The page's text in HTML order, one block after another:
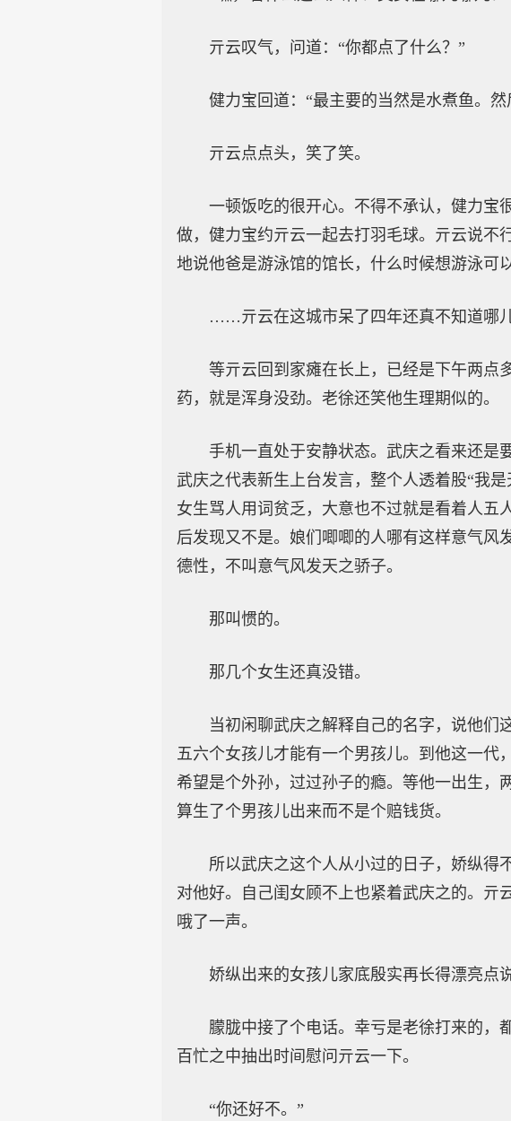
亓云叹气，问道：“你都点了什么？”
健力宝回道：“最主要的当然是水煮鱼。
亓云点点头，笑了笑。
一顿饭吃的很开心。不得不承认，健力宝
做，健力宝约亓云一起去打羽毛球。亓云说不
地说他爸是游泳馆的馆长，什么时候想游泳可
……亓云在这城市呆了四年还真不知道哪儿
等亓云回到家瘫在长上，已经是下午两点
药，就是浑身没劲。老徐还笑他生理期似的。
手机一直处于安静状态。武庆之看来还是
武庆之代表新生上台发言，整个人透着股“我
女生骂人用词贫乏，大意也不过就是看着人五
后发现又不是。娘们唧唧的人哪有这样意气风
德性，不叫意气风发天之骄子。
那叫惯的。
那几个女生还真没错。
当初闲聊武庆之解释自己的名字，说他们
五六个女孩儿才能有一个男孩儿。到他这一代
希望是个外孙，过过孙子的瘾。等他一出生，
算生了个男孩儿出来而不是个赔钱货。
所以武庆之这个人从小过的日子，娇纵得
对他好。自己闺女顾不上也紧着武庆之的。亓
哦了一声。
娇纵出来的女孩儿家底殷实再长得漂亮
朦胧中接了个电话。幸亏是老徐打来的，
百忙之中抽出时间慰问亓云一下。
“你还好不。”